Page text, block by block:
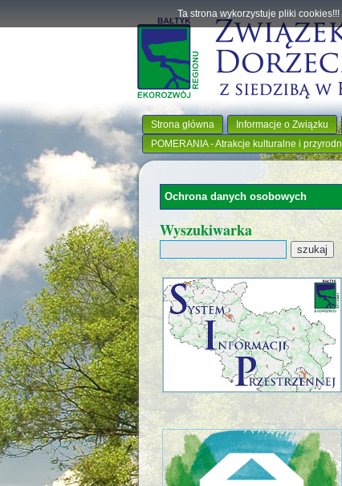
Strona główna Informacje o Związku
POMERANIA - Atrakcje kulturalne i
Ochrona danych osobowych
Wyszukiwarka
Ta strona wykorzystuje pliki